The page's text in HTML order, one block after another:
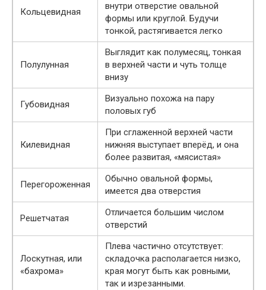
Кольцевидная
внутри отверстие овальной
формы или круглой. Будучи
тонкой, растягивается легко
Полулунная
Выглядит как полумесяц, тонкая
в верхней части и чуть толще
внизу
Губовидная
Визуально похожа на пару
половых губ
Килевидная
При сглаженной верхней части
нижняя выступает вперёд, и она
более развитая, «мясистая»
Перегороженная
Обычно овальной формы,
имеется два отверстия
Решетчатая
Отличается большим числом
отверстий
Лоскутная, или
«бахрома»
Плева частично отсутствует:
складочка располагается низко,
края могут быть как ровными,
так и изрезанными.